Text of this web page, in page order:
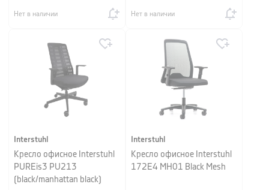
Нет в наличии Нет в наличии
Interstuhl
Кресло офисное Interstuhl
PUREis3 PU213
(black/manhattan black)
Interstuhl
Кресло офисное Interstuhl
172Е4 MH01 Black Mesh